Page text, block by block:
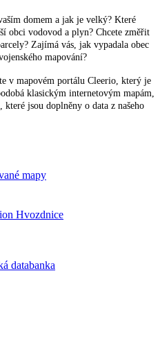
domem a jak je velký? Které
obci vodovod a plyn? Chcete změřit
Zajímá vás, jak vypadala obec
mapování?
v mapovém portálu Cleerio, který je
klasickým internetovým mapám,
jsou doplněny o data z našeho